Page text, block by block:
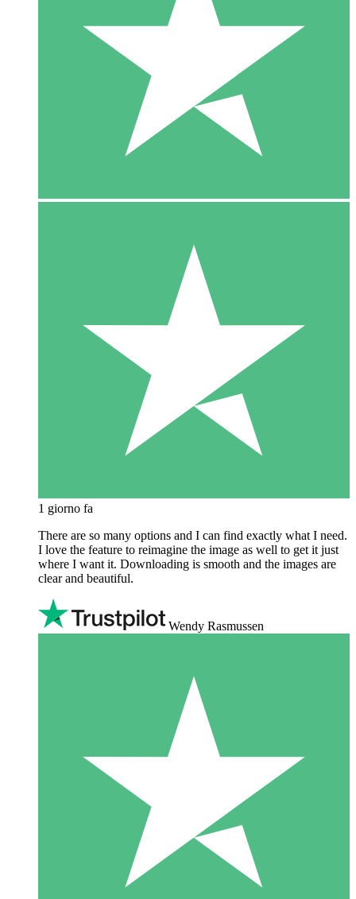
1 giorno fa
There are so many options and I can find exactly what I need.
I love the feature to reimagine the image as well to get it just
where I want it. Downloading is smooth and the images are
clear and beautiful.
Wendy Rasmussen